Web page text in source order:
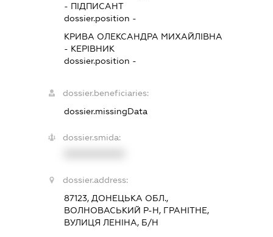
- ПІДПИСАНТ
dossier.position -
КРИВА ОЛЕКСАНДРА МИХАЙЛІВНА
- КЕРІВНИК
dossier.position -
dossier.beneficiaries:
dossier.missingData
dossier.smida:
dossier.address:
87123, ДОНЕЦЬКА ОБЛ.,
ВОЛНОВАСЬКИЙ Р-Н, ГРАНІТНЕ,
ВУЛИЦЯ ЛЕНІНА, Б/Н